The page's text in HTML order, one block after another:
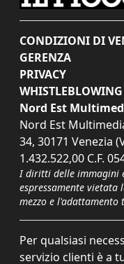
CONDIZIONI DI
GERENZA
PRIVACY
WHISTLEBLOWING
Nord Est
Nord Est
34, 30171 Venezia
1.432.522,00 C.F.
I diritti delle immagini
espressamente
mezzo e l'adattamento
Per qualsiasi
servizio clienti è a